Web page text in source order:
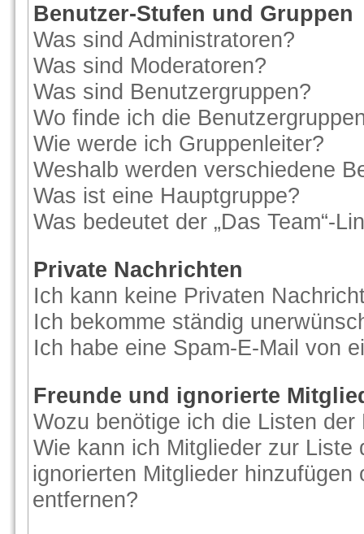
Benutzer-Stufen und Gruppen
Was sind Administratoren?
Was sind Moderatoren?
Was sind Benutzergruppen?
Wo finde ich die
Wie werde ich Gruppenleiter?
Weshalb werden verschiedene
Was ist eine Hauptgruppe?
Was bedeutet der „Das Team“-
Private Nachrichten
Ich kann keine Privaten
Ich bekomme ständig
Ich habe eine Spam-E-Mail von
Freunde und ignorierte
Wozu benötige ich die Listen
Wie kann ich Mitglieder zur
ignorierten Mitglieder
entfernen?